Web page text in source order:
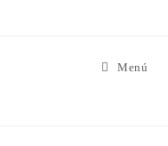
Menú